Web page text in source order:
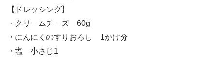
【ドレッシング】
・クリームチーズ 60g
・にんにくのすりおろし 1かけ分
・塩 小さじ1